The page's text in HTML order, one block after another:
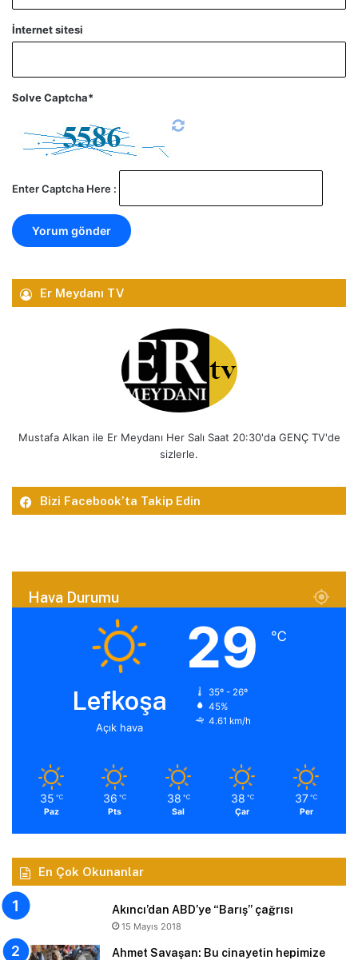
İnternet sitesi
Solve Captcha*
Enter Captcha Here :
Er Meydanı TV
Mustafa Alkan ile Er Meydanı Her Salı Saat 20:30'da GENÇ TV'de
sizlerle.
Bizi Facebook’ta Takip Edin
Hava Durumu
Lefkoşa
Açık hava
29 ℃
35º - 26º
45%
4.61 km/h
35 ℃
Paz
36 ℃
Pts
38 ℃
Sal
38 ℃
Çar
37 ℃
Per
En Çok Okunanlar
Akıncı’dan ABD’ye “Barış” çağrısı
15 Mayıs 2018
Ahmet Savaşan: Bu cinayetin hepimize